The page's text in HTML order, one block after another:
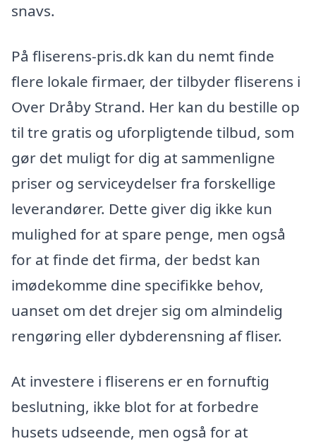
snavs.
På fliserens-pris.dk kan du nemt finde
flere lokale firmaer, der tilbyder fliserens i
Over Dråby Strand. Her kan du bestille op
til tre gratis og uforpligtende tilbud, som
gør det muligt for dig at sammenligne
priser og serviceydelser fra forskellige
leverandører. Dette giver dig ikke kun
mulighed for at spare penge, men også
for at finde det firma, der bedst kan
imødekomme dine specifikke behov,
uanset om det drejer sig om almindelig
rengøring eller dybderensning af fliser.
At investere i fliserens er en fornuftig
beslutning, ikke blot for at forbedre
husets udseende, men også for at